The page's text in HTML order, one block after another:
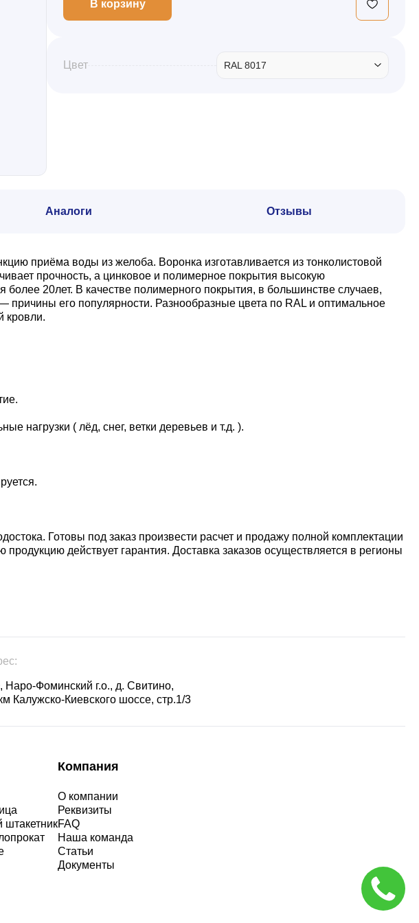
В корзину
Цвет RAL 8017
Аналоги Отзывы
приёма воды из желоба. Воронка изготавливается из тонколистовой
прочность, а цинковое и полимерное покрытия высокую
более 20лет. В качестве полимерного покрытия, в большинстве случаев,
причины его популярности. Разнообразные цвета по RAL и оптимальное
кровли.
нагрузки ( лёд, снег, ветки деревьев и т.д. ).
Готовы под заказ произвести расчет и продажу полной комплектации
действует гарантия. Доставка заказов осуществляется в регионы
Наро-Фоминский г.о., д. Свитино,
Калужско-Киевского шоссе, стр.1/3
штакетник
Компания
О компании
Реквизиты
FAQ
Наша команда
Статьи
Документы